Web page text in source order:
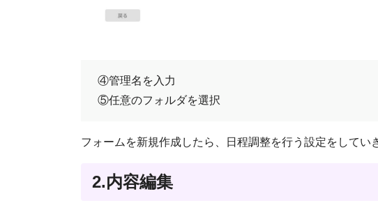
④管理名を入力
⑤任意のフォルダを選択
フォームを新規作成したら、日程調整を行う設定をしてい
2.内容編集